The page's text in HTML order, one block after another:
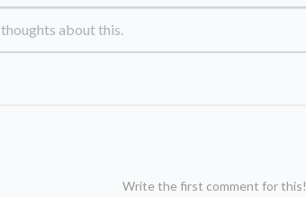
Write the first comment for this!